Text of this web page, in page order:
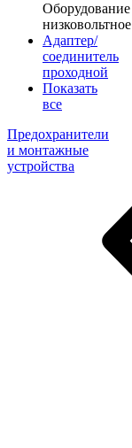
Оборудование
низковольтное
Адаптер/
соединитель
проходной
Показать
все
Предохранители
и монтажные
устройства